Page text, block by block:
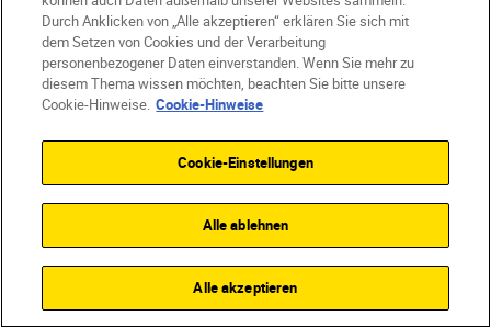
Cookie-Hinweise
Barrierefreiheit
Cookie-Einstellungen
© 2026 Nikon
SKIP
Durch Anklicken von „Alle akzeptieren“ erklären Sie sich mit
dem Setzen von Cookies und der Verarbeitung
personenbezogener Daten einverstanden. Wenn Sie mehr zu
diesem Thema wissen möchten, beachten Sie bitte unsere
Cookie-Hinweise. Cookie-Hinweise
Cookie-Einstellungen
Alle ablehnen
Alle akzeptieren